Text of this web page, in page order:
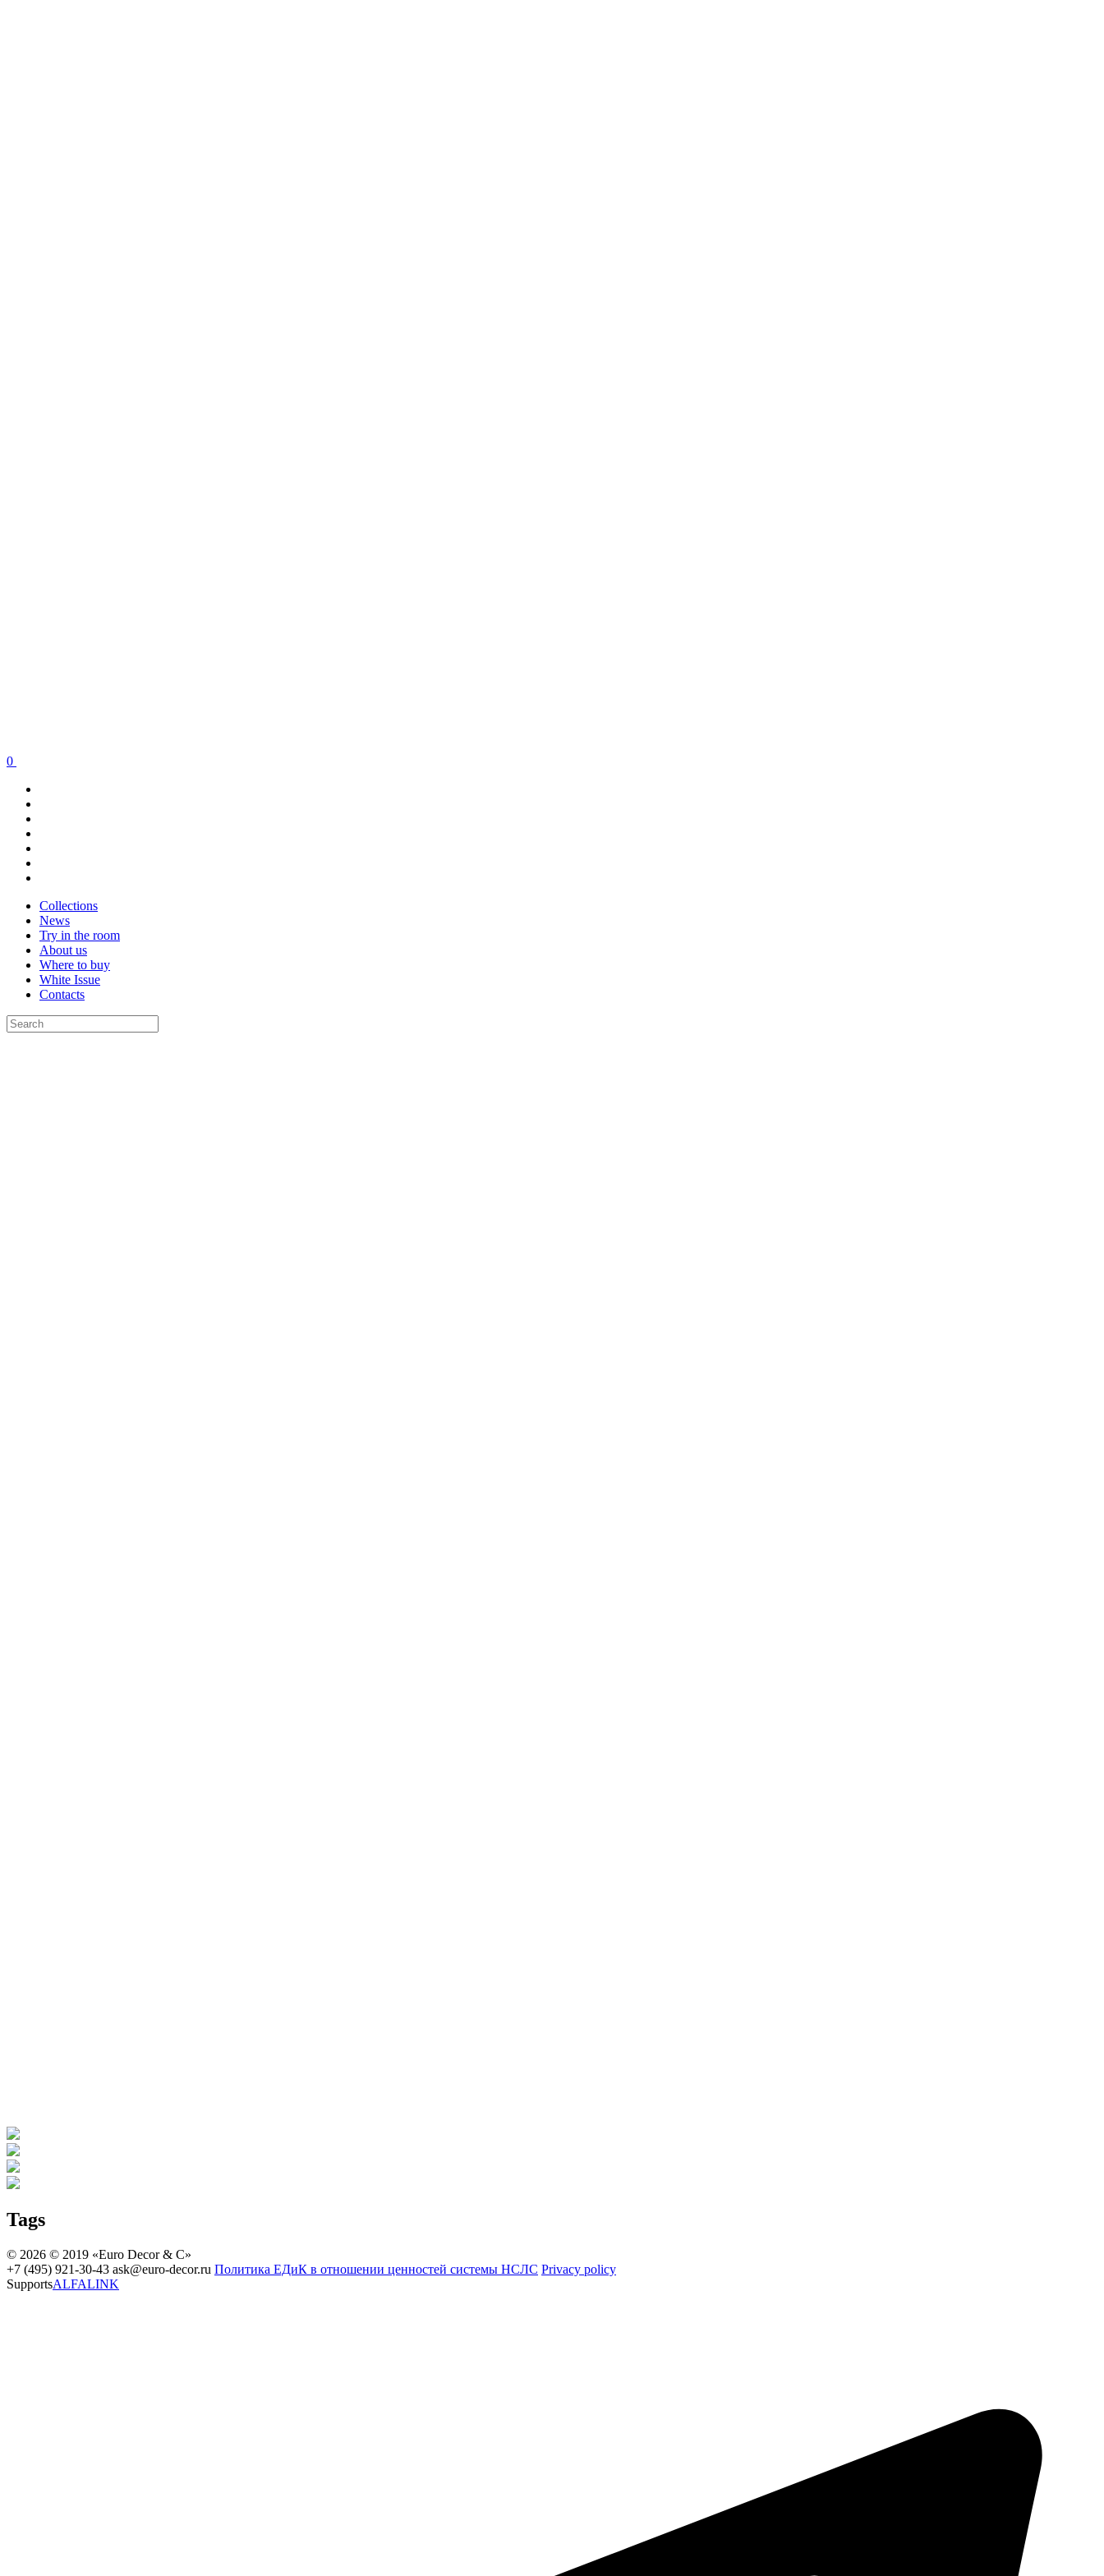
0
Collections
News
Try in the room
About us
Where to buy
White Issue
Contacts
Tags
© 2026 © 2019 «Euro Decor & C»
+7 (495) 921-30-43 ask@euro-decor.ru Политика ЕДиК в отношении ценностей системы НСЛС Privacy policy
SupportsALFALINK